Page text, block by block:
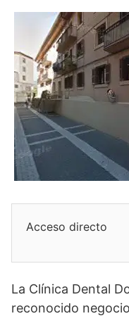
Acceso directo
La Clínica Dental
reconocido